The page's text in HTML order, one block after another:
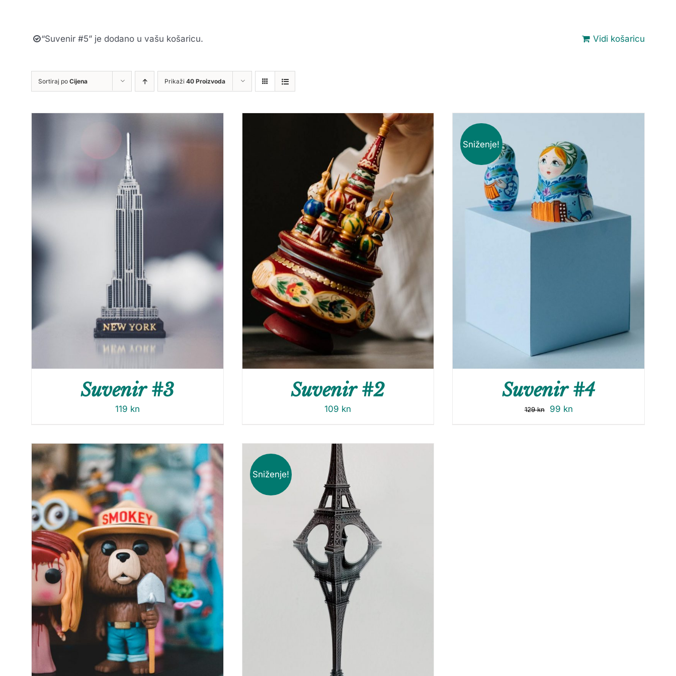
Vidi košaricu
“Suvenir #5” je dodano u vašu košaricu.
Sortiraj po Cijena Prikaži 40 Proizvoda
Suvenir #3
119 kn
Suvenir #2
109 kn
Sniženje!
Suvenir #4
129kn 99 kn
Sniženje!